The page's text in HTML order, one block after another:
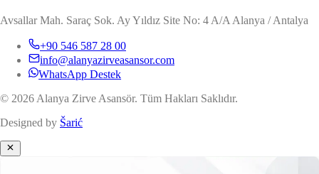
Avsallar Mah. Saraç Sok. Ay Yıldız Site No: 4 A/A Alanya / Antalya
+90 546 587 28 00
info@alanyazirveasansor.com
WhatsApp Destek
© 2026 Alanya Zirve Asansör. Tüm Hakları Saklıdır.
Designed by Šarić